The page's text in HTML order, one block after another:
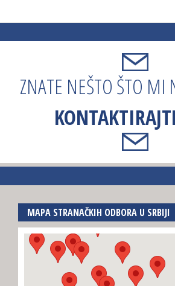
ZNATE NEŠTO ŠTO MI
MAPA STRANAČKIH ODBORA U SRBIJI